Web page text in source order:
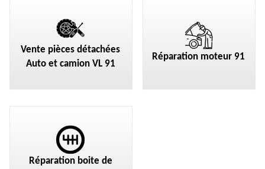
Vente pièces détachées
Auto et camion VL 91
Réparation moteur 91
Réparation boite de